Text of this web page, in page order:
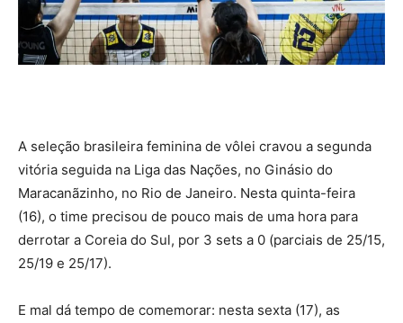
A seleção brasileira feminina de vôlei cravou a segunda
vitória seguida na Liga das Nações, no Ginásio do
Maracanãzinho, no Rio de Janeiro. Nesta quinta-feira
(16), o time precisou de pouco mais de uma hora para
derrotar a Coreia do Sul, por 3 sets a 0 (parciais de 25/15,
25/19 e 25/17).
E mal dá tempo de comemorar: nesta sexta (17), as